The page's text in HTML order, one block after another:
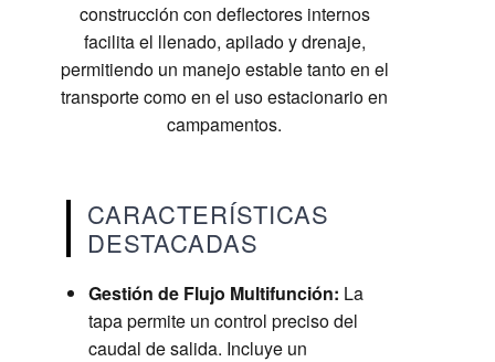
construcción con deflectores internos
facilita el llenado, apilado y drenaje,
permitiendo un manejo estable tanto en el
transporte como en el uso estacionario en
campamentos.
CARACTERÍSTICAS
DESTACADAS
Gestión de Flujo Multifunción: La
tapa permite un control preciso del
caudal de salida. Incluye un